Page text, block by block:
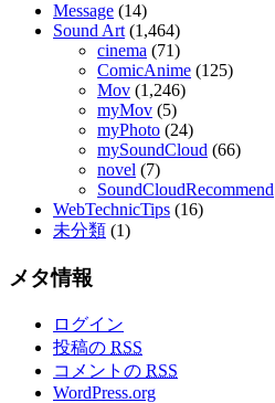
Message (14)
Sound Art(1,464)
cinema (71)
ComicAnime (125)
Mov (1,246)
myMov (5)
myPhoto (24)
mySoundCloud (66)
novel (7)
SoundCloudRecommend
WebTechnicTips (16)
未分類 (1)
メタ情報
ログイン
投稿の RSS
コメントの RSS
WordPress.org